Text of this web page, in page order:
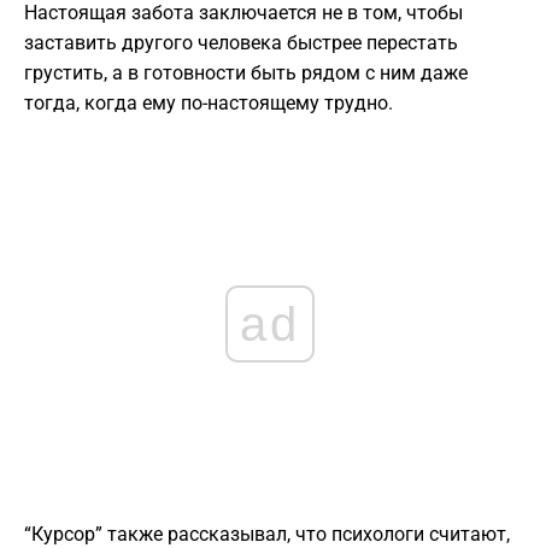
Настоящая забота заключается не в том, чтобы
заставить другого человека быстрее перестать
грустить, а в готовности быть рядом с ним даже
тогда, когда ему по-настоящему трудно.
ad
“Курсор” также рассказывал, что психологи считают,